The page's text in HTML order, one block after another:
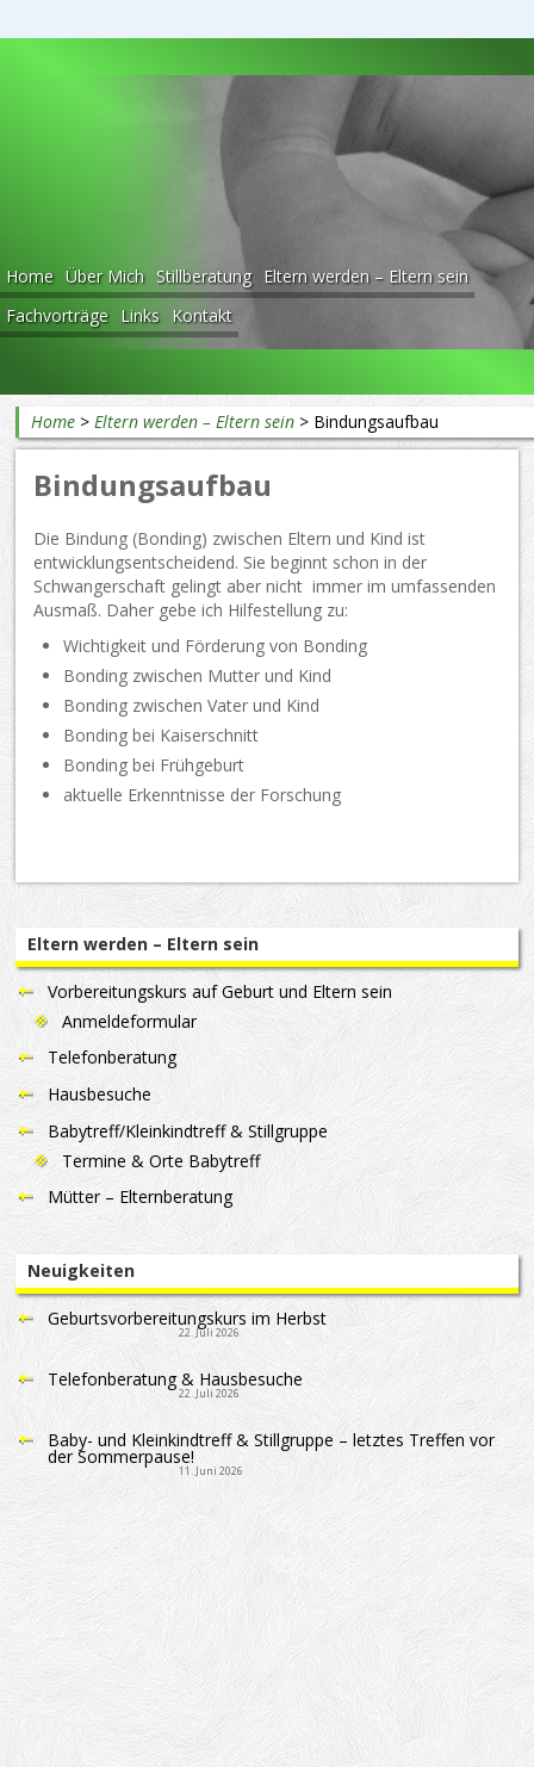
Home Über Mich Stillberatung Eltern werden – Eltern sein
Fachvorträge Links Kontakt
Beratung rund ums Baby
Home >Eltern werden – Eltern sein > Bindungsaufbau
Bindungsaufbau
Die Bindung (Bonding) zwischen Eltern und Kind ist
entwicklungsentscheidend. Sie beginnt schon in der
Schwangerschaft gelingt aber nicht immer im umfassenden
Ausmaß. Daher gebe ich Hilfestellung zu:
Wichtigkeit und Förderung von Bonding
Bonding zwischen Mutter und Kind
Bonding zwischen Vater und Kind
Bonding bei Kaiserschnitt
Bonding bei Frühgeburt
aktuelle Erkenntnisse der Forschung
Eltern werden – Eltern sein
Vorbereitungskurs auf Geburt und Eltern sein
Anmeldeformular
Telefonberatung
Hausbesuche
Babytreff/Kleinkindtreff & Stillgruppe
Termine & Orte Babytreff
Mütter – Elternberatung
Neuigkeiten
Geburtsvorbereitungskurs im Herbst
22. Juli 2026
Telefonberatung & Hausbesuche
22. Juli 2026
Baby- und Kleinkindtreff & Stillgruppe – letztes Treffen vor
der Sommerpause!
11. Juni 2026